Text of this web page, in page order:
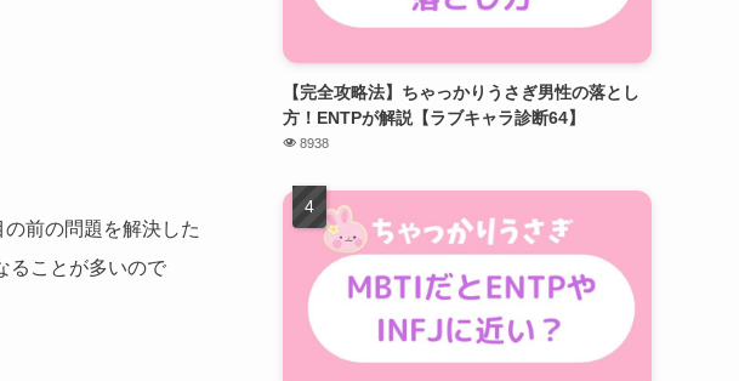
前の問題を解決した
ることが多いので
【完全攻略法】ちゃっかりうさぎ男性の落とし
方！ENTPが解説【ラブキャラ診断64】
8938